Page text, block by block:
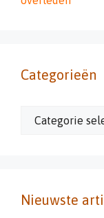
Categorieën
Categorieën
Nieuwste